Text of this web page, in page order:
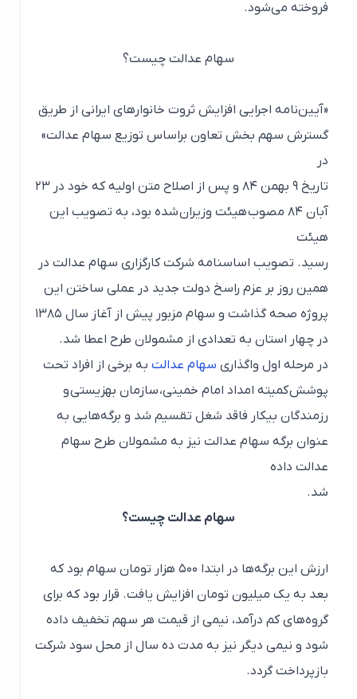
فروخته می‌شود.
سهام عدالت چیست؟
«آیین‌نامه اجرایی افزایش ثروت خانوارهای ایرانی از طریق
گسترش سهم بخش تعاون براساس توزیع سهام عدالت»
تاریخ ۹ بهمن ۸۴ و پس از اصلاح متن اولیه که خود در ۲۳
آبان ۸۴ مصوب هیئت وزیران شده بود، به تصویب این
هیئت
رسید. تصویب اساسنامه شرکت کارگزاری سهام عدالت در
همین روز بر عزم راسخ دولت جدید در عملی ساختن این
پروژه صحه گذاشت و سهام مزبور پیش از آغاز سال ۱۳۸۵
در چهار استان به تعدادی از مشمولان طرح اعطا شد.
در مرحله اول واگذاریسهام عدالتبه برخی از افراد تحت
پوشش کمیته امداد امام خمینی، سازمان بهزیستی و
رزمندگان بیکار فاقد شغل تقسیم شد و برگه‌هایی به
عنوان برگه سهام عدالت نیز به مشمولان طرح سهام
عدالت داده
سهام عدالت چیست؟
ارزش این برگه‌ها در ابتدا ۵۰۰ هزار تومان سهام بود که
بعد به یک میلیون تومان افزایش یافت. قرار بود که برای
گروه‌های کم درآمد، نیمی از قیمت هر سهم تخفیف داده
شود و نیمی دیگر نیز به مدت ده سال از محل سود شرکت
بازپرداخت گردد.